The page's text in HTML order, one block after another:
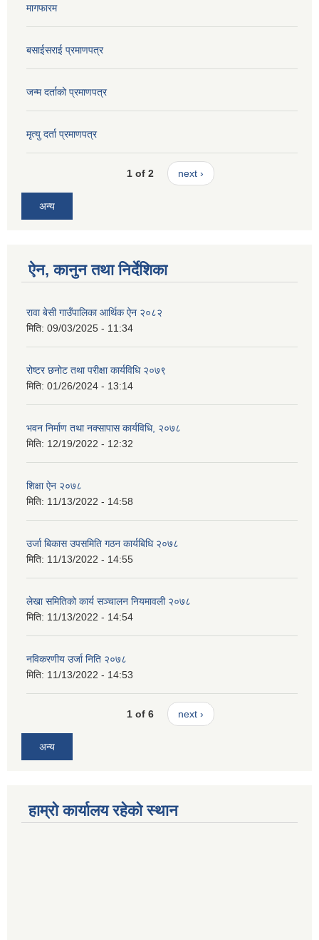
मागफारम
बसाईसराई प्रमाणपत्र
जन्म दर्ताको प्रमाणपत्र
मृत्यु दर्ता प्रमाणपत्र
1 of 2 next ›
अन्य
ऐन, कानुन तथा निर्देशिका
रावा बेसी गाउँपालिका आर्थिक ऐन २०८२
मिति: 09/03/2025 - 11:34
रोष्टर छनोट तथा परीक्षा कार्यविधि २०७९
मिति: 01/26/2024 - 13:14
भवन निर्माण तथा नक्सापास कार्यविधि, २०७८
मिति: 12/19/2022 - 12:32
शिक्षा ऐन २०७८
मिति: 11/13/2022 - 14:58
उर्जा बिकास उपसमिति गठन कार्यबिधि २०७८
मिति: 11/13/2022 - 14:55
लेखा समितिको कार्य सञ्चालन नियमावली २०७८
मिति: 11/13/2022 - 14:54
नविकरणीय उर्जा निति २०७८
मिति: 11/13/2022 - 14:53
1 of 6 next ›
अन्य
हाम्रो कार्यालय रहेको स्थान